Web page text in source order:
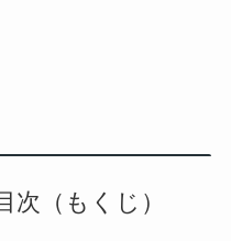
次（もくじ）